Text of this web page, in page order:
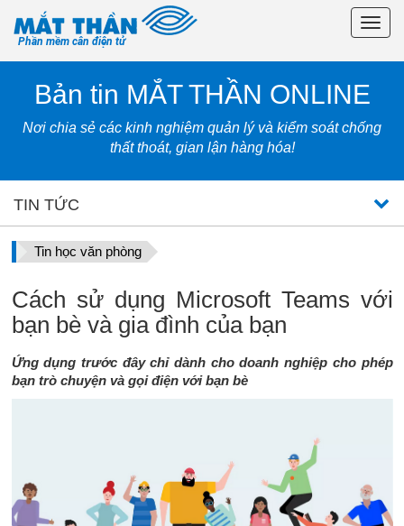
Phần mềm cân điện tử
Bản tin MẮT THẦN ONLINE
Nơi chia sẻ các kinh nghiệm quản lý và kiểm soát chống
thất thoát, gian lận hàng hóa!
TIN TỨC
Tin học văn phòng
Cách sử dụng Microsoft Teams với
bạn bè và gia đình của bạn
Ứng dụng trước đây chỉ dành cho doanh nghiệp cho phép
bạn trò chuyện và gọi điện với bạn bè